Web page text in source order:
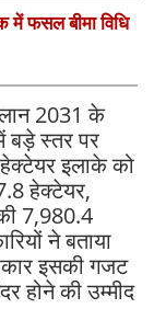
में फसल बीमा विधि
2031 के
बड़े स्तर पर
इलाके को
हेक्टेयर,
7,980.4
ने बताया
इसकी गजट
होने की उम्मीद